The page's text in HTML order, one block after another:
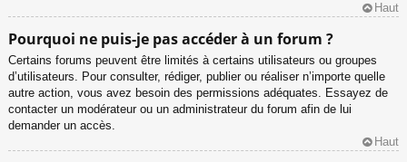
Haut
Pourquoi ne puis-je pas accéder à un forum ?
Certains forums peuvent être limités à certains utilisateurs ou groupes
d’utilisateurs. Pour consulter, rédiger, publier ou réaliser n’importe quelle
autre action, vous avez besoin des permissions adéquates. Essayez de
contacter un modérateur ou un administrateur du forum afin de lui
demander un accès.
Haut